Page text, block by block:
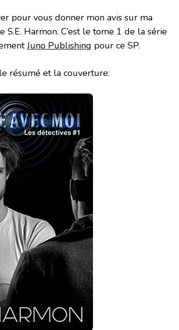
pour vous donner mon avis sur ma
Harmon. C’est le tome 1 de la série
Juno Publishing pour ce SP.
résumé et la couverture: